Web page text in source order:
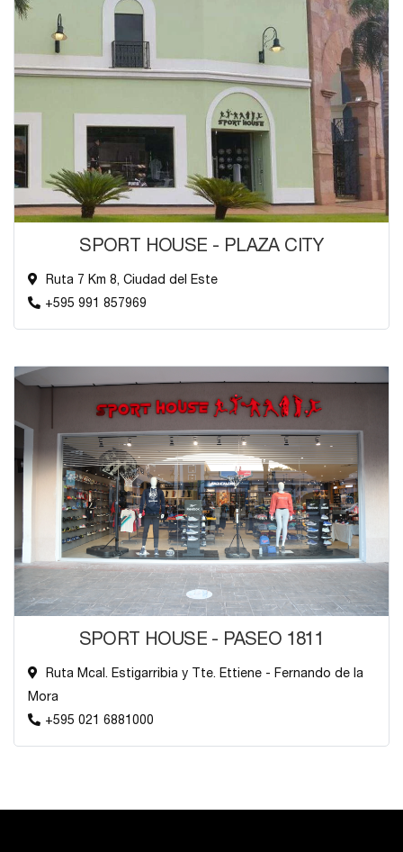
SPORT HOUSE - PLAZA CITY
Ruta 7 Km 8, Ciudad del Este
+595 991 857969
SPORT HOUSE - PASEO 1811
Ruta Mcal. Estigarribia y Tte. Ettiene - Fernando de la
Mora
+595 021 6881000